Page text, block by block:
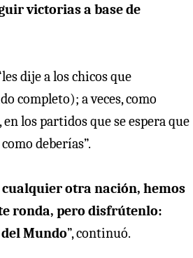
victorias a base de
dije a los chicos que
completo); a veces, como
los partidos que se espera que
deberías”.
cualquier otra nación, hemos
ronda, pero disfrútenlo:
Mundo”, continuó.